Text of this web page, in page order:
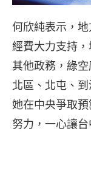
何欣純表示，
經費大力支持
其他政務，綠
北區、北屯、
她在中央爭取
努力，一心讓台